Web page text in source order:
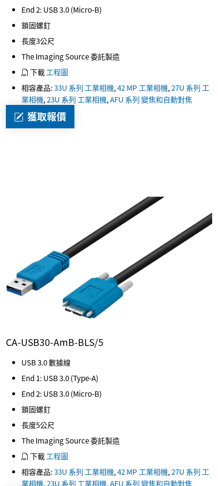
End 2: USB 3.0 (Micro-B)
鎖固螺釘
長度3公尺
The Imaging Source 委託製造
下載工程圖
相容產品:33U 系列 工業相機,42 MP 工業相機,27U 系列 工
業相機,23U 系列 工業相機,AFU 系列 變焦和自動對焦
獲取報價
CA-USB30-AmB-BLS/5
USB 3.0 數據線
End 1: USB 3.0 (Type-A)
End 2: USB 3.0 (Micro-B)
鎖固螺釘
長度5公尺
The Imaging Source 委託製造
下載工程圖
相容產品:33U 系列 工業相機,42 MP 工業相機,27U 系列 工
業相機,23U 系列 工業相機,AFU 系列 變焦和自動對焦